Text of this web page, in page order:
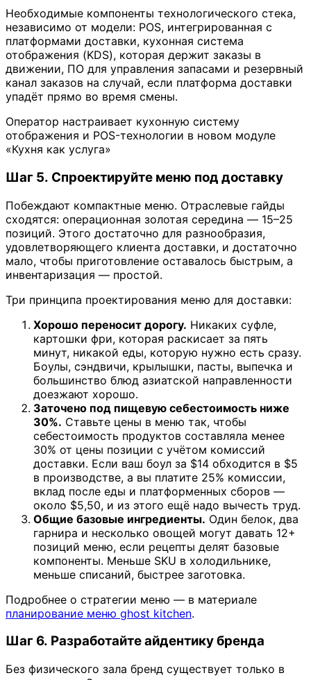
Необходимые компоненты технологического стека,
независимо от модели: POS, интегрированная с
платформами доставки, кухонная система
отображения (KDS), которая держит заказы в
движении, ПО для управления запасами и резервный
канал заказов на случай, если платформа доставки
упадёт прямо во время смены.
Оператор настраивает кухонную систему
отображения и POS-технологии в новом модуле
«Кухня как услуга»
Шаг 5. Спроектируйте меню под доставку
Побеждают компактные меню. Отраслевые гайды
сходятся: операционная золотая середина — 15–25
позиций. Этого достаточно для разнообразия,
удовлетворяющего клиента доставки, и достаточно
мало, чтобы приготовление оставалось быстрым, а
инвентаризация — простой.
Три принципа проектирования меню для доставки:
Хорошо переносит дорогу. Никаких суфле,
картошки фри, которая раскисает за пять
минут, никакой еды, которую нужно есть сразу.
Боулы, сэндвичи, крылышки, пасты, выпечка и
большинство блюд азиатской направленности
доезжают хорошо.
Заточено под пищевую себестоимость ниже
30%. Ставьте цены в меню так, чтобы
себестоимость продуктов составляла менее
30% от цены позиции с учётом комиссий
доставки. Если ваш боул за $14 обходится в $5
в производстве, а вы платите 25% комиссии,
вклад после еды и платформенных сборов —
около $5,50, и из этого ещё надо вычесть труд.
Общие базовые ингредиенты. Один белок, два
гарнира и несколько овощей могут давать 12+
позиций меню, если рецепты делят базовые
компоненты. Меньше SKU в холодильнике,
меньше списаний, быстрее заготовка.
Подробнее о стратегии меню — в материале
планирование меню ghost kitchen.
Шаг 6. Разработайте айдентику бренда
Без физического зала бренд существует только в